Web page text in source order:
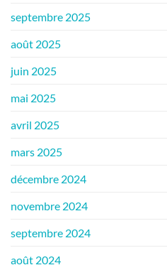
septembre 2025
août 2025
juin 2025
mai 2025
avril 2025
mars 2025
décembre 2024
novembre 2024
septembre 2024
août 2024